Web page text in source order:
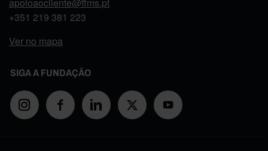
+351 219 381 223
Ver no mapa
SIGA A FUNDAÇÃO